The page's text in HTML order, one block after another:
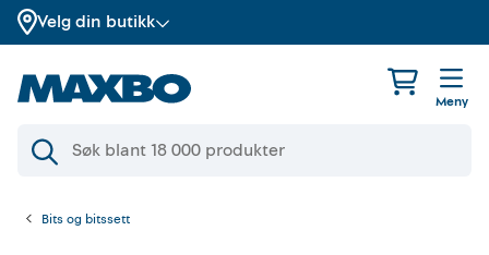
Velg din butikk
Meny
Bits og bitssett